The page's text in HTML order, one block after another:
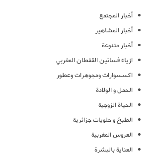
أخبار المجتمع
أخبار المشاهير
أخبار متنوعة
ازياء فساتين القفطان المغربي
اكسسوارات ومجوهرات وعطور
الحمل و الولادة
الحياة الزوجية
الطبخ و حلويات جزائرية
العروس المغربية
العناية بالبشرة